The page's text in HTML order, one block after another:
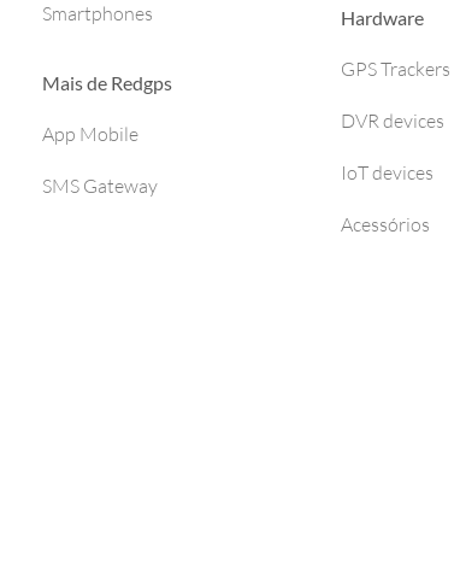
Smartphones
Mais de Redgps
App Mobile
SMS Gateway
Hardware
GPS Trackers
DVR devices
IoT devices
Acessórios